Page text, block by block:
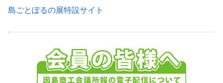
島ごとぽるの展特設サイト